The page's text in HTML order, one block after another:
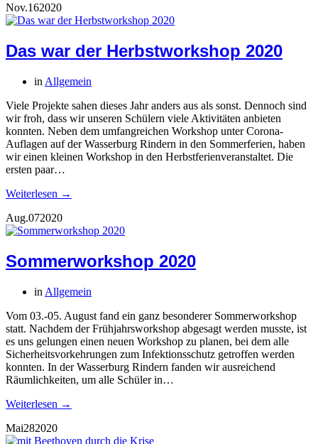
Nov.162020
Das war der Herbstworkshop 2020
in Allgemein
Viele Projekte sahen dieses Jahr anders aus als sonst. Dennoch sind
wir froh, dass wir unseren Schülern viele Aktivitäten anbieten
konnten. Neben dem umfangreichen Workshop unter Corona-
Auflagen auf der Wasserburg Rindern in den Sommerferien, haben
wir einen kleinen Workshop in den Herbstferienveranstaltet. Die
ersten paar…
Weiterlesen →
Aug.072020
Sommerworkshop 2020
in Allgemein
Vom 03.-05. August fand ein ganz besonderer Sommerworkshop
statt. Nachdem der Frühjahrsworkshop abgesagt werden musste, ist
es uns gelungen einen neuen Workshop zu planen, bei dem alle
Sicherheitsvorkehrungen zum Infektionsschutz getroffen werden
konnten. In der Wasserburg Rindern fanden wir ausreichend
Räumlichkeiten, um alle Schüler in…
Weiterlesen →
Mai282020